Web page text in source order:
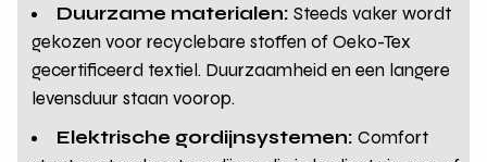
Duurzame materialen: Steeds vaker wordt
gekozen voor recyclebare stoffen of Oeko-Tex
gecertificeerd textiel. Duurzaamheid en een langere
levensduur staan voorop.
Elektrische gordijnsystemen: Comfort